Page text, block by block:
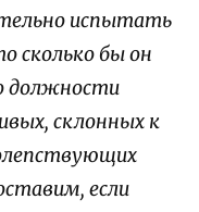
испытать
сколько бы он
должности
склонных к
если